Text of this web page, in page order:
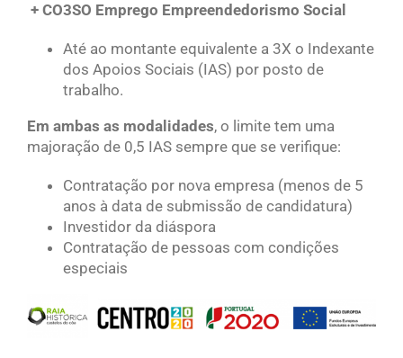
+ CO3SO Emprego Empreendedorismo Social
Até ao montante equivalente a 3X o Indexante
dos Apoios Sociais (IAS) por posto de
trabalho.
Em ambas as modalidades, o limite tem uma
majoração de 0,5 IAS sempre que se verifique:
Contratação por nova empresa (menos de 5
anos à data de submissão de candidatura)
Investidor da diáspora
Contratação de pessoas com condições
especiais